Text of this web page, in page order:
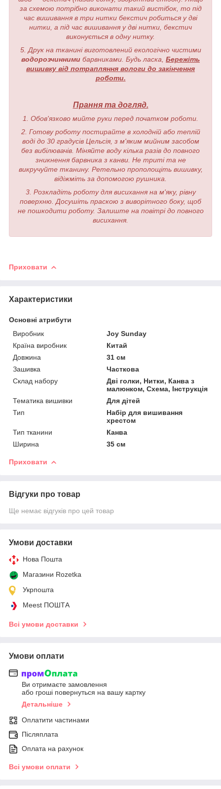
за схемою потрібно виконати такий вистібок, то під
час вишивання в три нитки бекстич робиться у дві
нитки, а під час вишивання у дві нитки, бекстич
виконується в одну нитку.
5. Друк на тканині виготовлений екологічно чистими
водорозчинними барвниками. Будь ласка, Бережіть
вишивку від потрапляння вологи до закінчення
роботи.
Прання та догляд.
1. Обов'язково мийте руки перед початком роботи.
2. Готову роботу постирайте в холодній або теплій
воді до 30 градусів Цельсія, з м'яким мийним засобом
без вибілювачів. Міняйте воду кілька разів до повного
зникнення барвника з канви. Не триті та не
викручуйте тканину. Ретельно прополощіть вишивку,
відіжміть за допомогою рушника.
3. Розкладіть роботу для висихання на м'яку, рівну
поверхню. Досушіть праскою з виворітного боку, щоб
не пошкодити роботу. Залиште на повітрі до повного
висихання.
Приховати
Характеристики
Основні атрибути
Виробник
Joy Sunday
Країна виробник
Китай
Довжина
31 см
Зашивка
Часткова
Склад набору
Дві голки, Нитки, Канва з
малюнком, Схема, Інструкція
Тематика вишивки
Для дітей
Тип
Набір для вишивання
хрестом
Тип тканини
Канва
Ширина
35 см
Приховати
Відгуки про товар
Ще немає відгуків про цей товар
Умови доставки
Нова Пошта
Магазини Rozetka
Укрпошта
Meest ПОШТА
Всі умови доставки
Умови оплати
Ви отримаєте замовлення
або гроші повернуться на вашу картку
Детальніше
Оплатити частинами
Післяплата
Оплата на рахунок
Всі умови оплати